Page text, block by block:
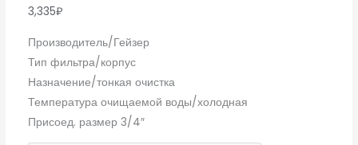
3,335₽
Производитель/Гейзер
Тип фильтра/корпус
Назначение/тонкая очистка
Температура очищаемой воды/холодная
Присоед. размер 3/4″